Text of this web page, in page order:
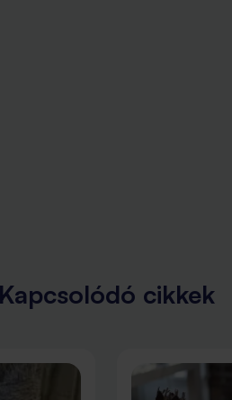
Kapcsolódó cikkek